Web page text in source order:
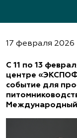
17 февраля 2026
С 11 по 13
центре
событие для